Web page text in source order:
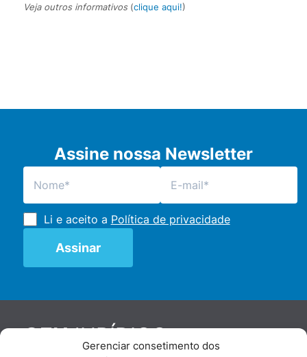
Gerenciar consetimento dos
Veja outros informativos(clique aqui!)
Assine nossa Newsletter
Li e aceito a Política de privacidade
GENJURÍDICO